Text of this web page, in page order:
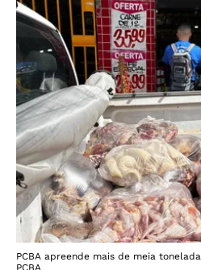
PCBA apreende mais de meia
PCBA